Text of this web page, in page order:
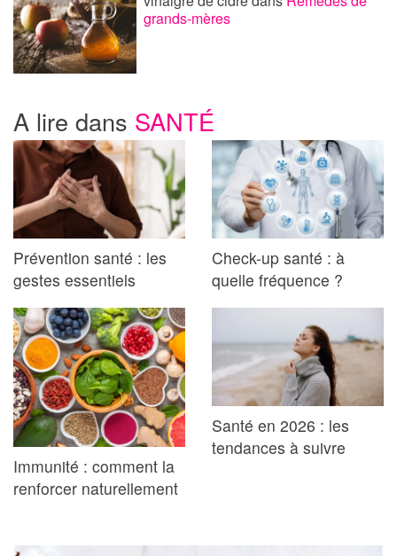
grands-mères
A lire dans SANTÉ
Prévention santé : les
gestes essentiels
Check-up santé : à
quelle fréquence ?
Immunité : comment la
renforcer naturellement
Santé en 2026 : les
tendances à suivre